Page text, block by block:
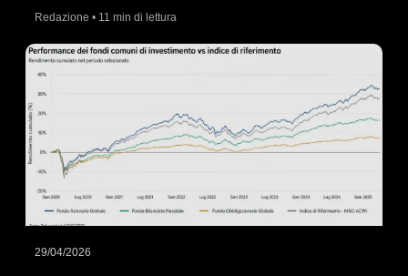
Redazione • 11 min di lettura
29/04/2026